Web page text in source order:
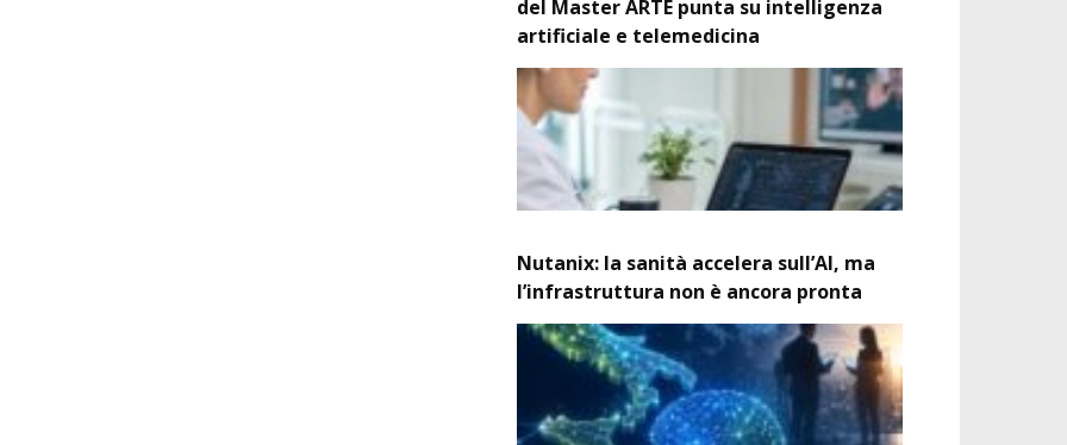
del Master ARTE punta su intelligenza
artificiale e telemedicina
Nutanix: la sanità accelera sull’AI, ma
l’infrastruttura non è ancora pronta